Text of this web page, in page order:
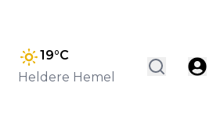
19°C
Heldere Hemel